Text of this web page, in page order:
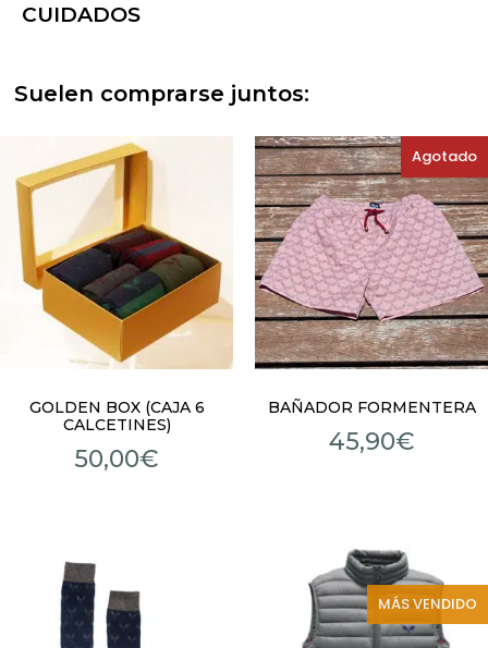
CUIDADOS
Suelen comprarse juntos:
GOLDEN BOX (CAJA 6
CALCETINES)
50,00€
Agotado
BAÑADOR FORMENTERA
45,90€
MÁS VENDIDO